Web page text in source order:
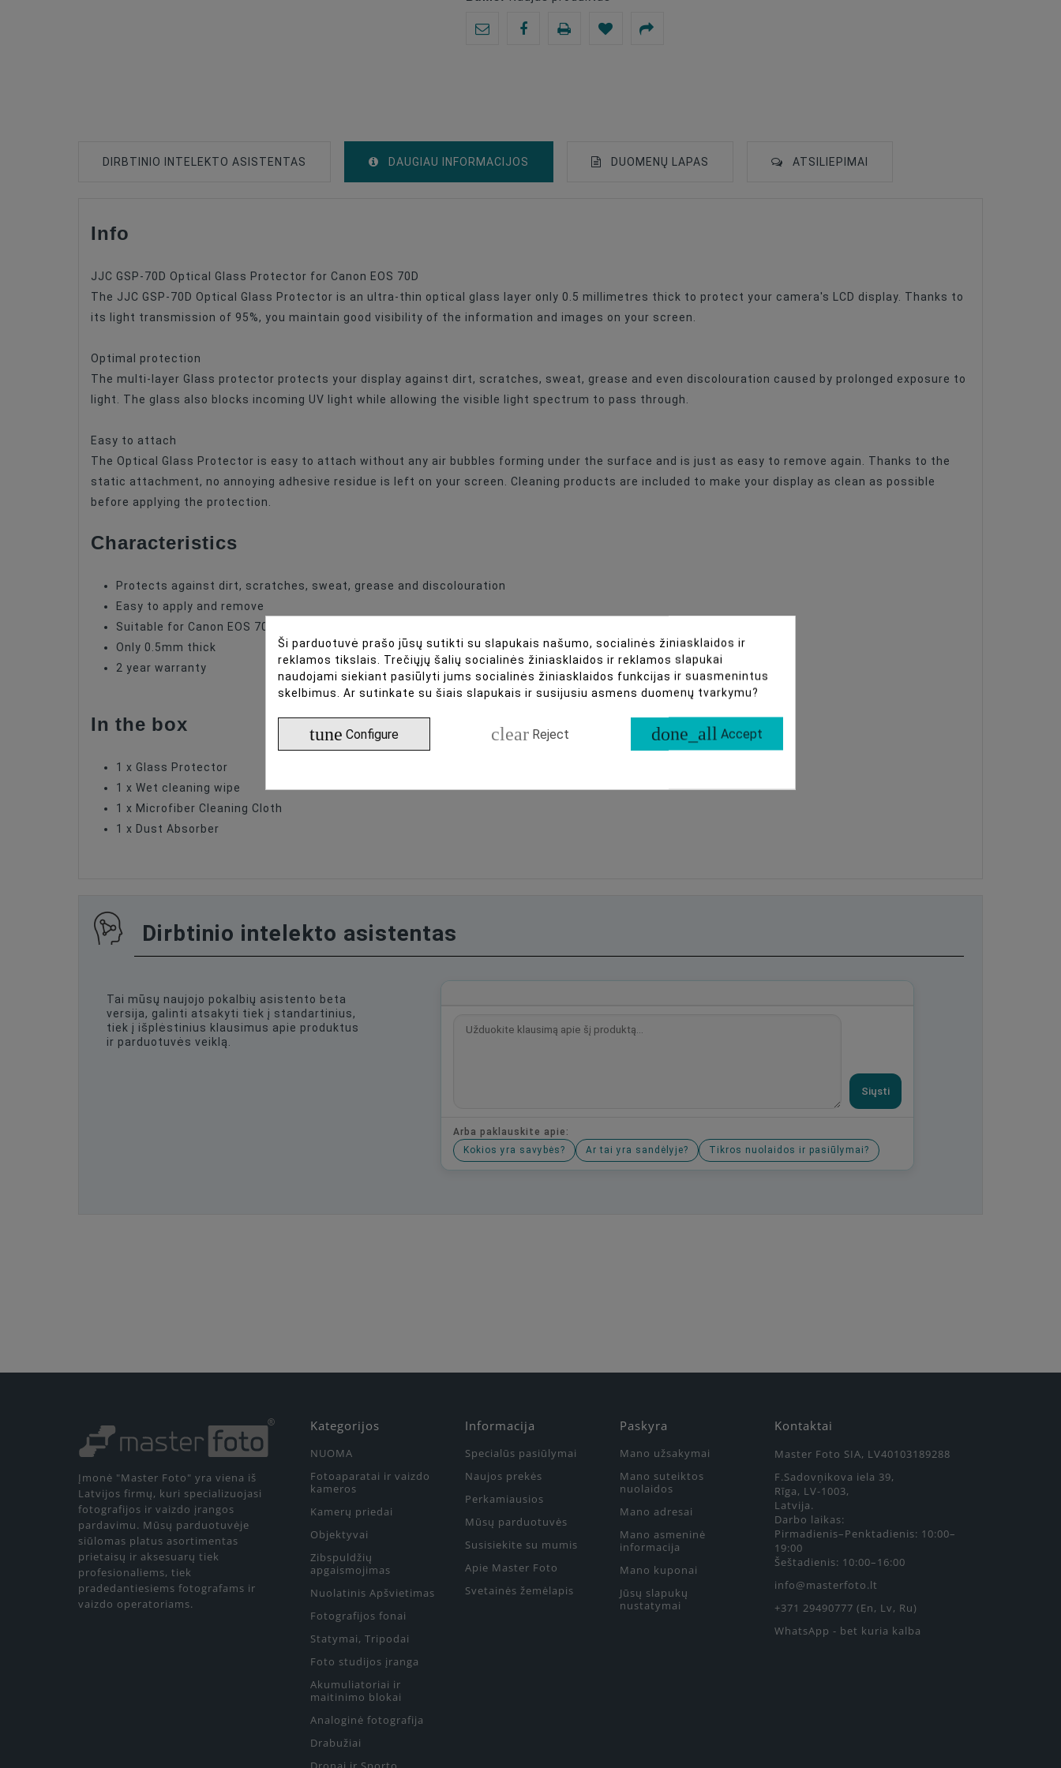
DIRBTINIO INTELEKTO ASISTENTAS DAUGIAU INFORMACIJOS DUOMENŲ LAPAS ATSILIEPIMAI
Type Of Product
Info
JJC GSP-70D Optical Glass Protector for Canon EOS 70D
The JJC GSP-70D Optical Glass Protector is an ultra-thin optical glass layer only 0.5 millimetres thick to protect your camera's LCD display. Thanks to
its light transmission of 95%, you maintain good visibility of the information and images on your screen.
Optimal protection
The multi-layer Glass protector protects your display against dirt, scratches, sweat, grease and even discolouration caused by prolonged exposure to
light. The glass also blocks incoming UV light while allowing the visible light spectrum to pass through.
Easy to attach
The Optical Glass Protector is easy to attach without any air bubbles forming under the surface and is just as easy to remove again. Thanks to the
static attachment, no annoying adhesive residue is left on your screen. Cleaning products are included to make your display as clean as possible
before applying the protection.
Characteristics
Protects against dirt, scratches, sweat, grease and discolouration
Easy to apply and remove
Suitable for Canon EOS 70D DSLR
Only 0.5mm thick
2 year warranty
In the box
1 x Glass Protector
1 x Wet cleaning wipe
1 x Microfiber Cleaning Cloth
1 x Dust Absorber
Dirbtinio intelekto asistentas
Tai mūsų naujojo pokalbių asistento beta
versija, galinti atsakyti tiek į standartinius,
tiek į išplėstinius klausimus apie produktus
ir parduotuvės veiklą.
Siųsti
Arba paklauskite apie:
Kokios yra savybės?
Ar tai yra sandėlyje? Tikros nuolaidos ir pasiūlymai?
Įmonė "Master Foto" yra viena iš
Latvijos firmų, kuri specializuojasi
fotografijos ir vaizdo įrangos
pardavimu. Mūsų parduotuvėje
siūlomas platus asortimentas
prietaisų ir aksesuarų tiek
profesionaliems, tiek
pradedantiesiems fotografams ir
vaizdo operatoriams.
Kategorijos
NUOMA
Fotoaparatai ir vaizdo
kameros
Kamerų priedai
Objektyvai
Zibspuldžių
apgaismojimas
Nuolatinis Apšvietimas
Fotografijos fonai
Statymai, Tripodai
Foto studijos įranga
Akumuliatoriai ir
maitinimo blokai
Analoginė fotografija
Drabužiai
Informacija
Specialūs pasiūlymai
Naujos prekės
Perkamiausios
Mūsų parduotuvės
Susisiekite su mumis
Apie Master Foto
Svetainės žemėlapis
Paskyra
Mano užsakymai
Mano suteiktos
nuolaidos
Mano adresai
Mano asmeninė
informacija
Mano kuponai
Jūsų slapukų
nustatymai
Kontaktai
Master Foto SIA, LV40103189288
F.Sadovņikova iela 39,
Rīga, LV-1003,
Latvija.
Darbo laikas:
Pirmadienis–Penktadienis: 10:00–
19:00
Šeštadienis: 10:00–16:00
info@masterfoto.lt
+371 29490777 (En, Lv, Ru)
WhatsApp - bet kuria kalba
Ši parduotuvė prašo jūsų sutikti su slapukais našumo, socialinės žiniasklaidos ir
reklamos tikslais. Trečiųjų šalių socialinės žiniasklaidos ir reklamos slapukai
naudojami siekiant pasiūlyti jums socialinės žiniasklaidos funkcijas ir suasmenintus
skelbimus. Ar sutinkate su šiais slapukais ir susijusiu asmens duomenų tvarkymu?
tune Configure clear Reject done_all Accept